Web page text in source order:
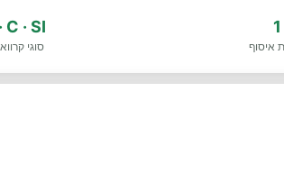
1
איסוף
C · SI
סוגי